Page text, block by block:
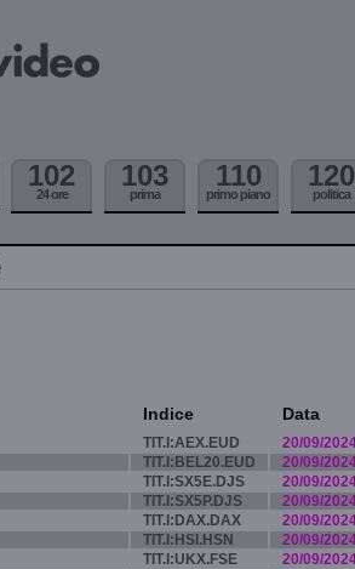
102
24 ore
103
prima
110
primo piano
120
politica
Indice Data
TIT.I:AEX.EUD
20/09/
TIT.I:BEL20.EUD
20/09/
TIT.I:SX5E.DJS
20/09/
TIT.I:SX5P.DJS
20/09/
TIT.I:DAX.DAX
20/09/
TIT.I:HSI.HSN
20/09/
TIT.I:UKX.FSE
20/09/